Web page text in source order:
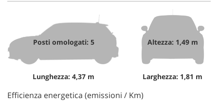
Posti omologati: 5
Lunghezza: 4,37 m
Altezza: 1,49 m
Larghezza: 1,81 m
Efficienza energetica (emissioni / Km)